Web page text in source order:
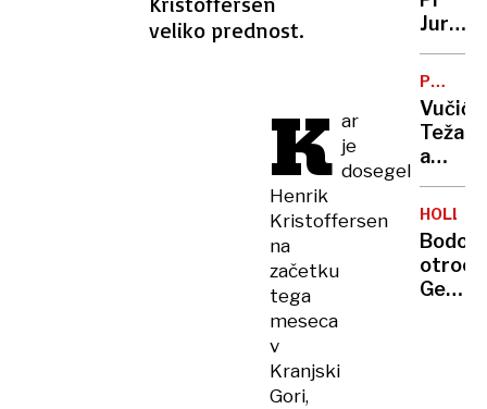
veliko prednost.
K ar
je
dosegel
Henrik
Kristoffersen
na
začetku
tega
meseca
v
Kranjski
Gori,
več
tednov
Jur,
nad
Skoraj
kosilo
PO
Vučić:
Težak,
a
dober
dan
za
Srbijo,
ker
smo
Bodo
otroci
Gena